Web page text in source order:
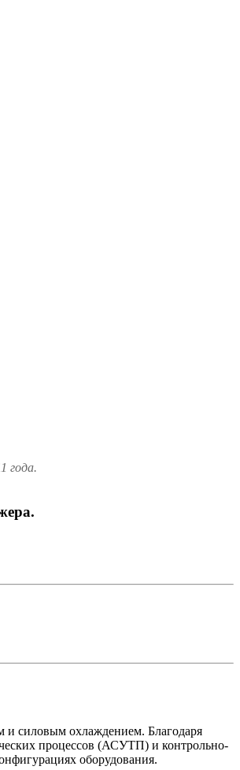
года.
и силовым охлаждением. Благодаря
процессов (АСУТП) и контрольно-
оборудования.